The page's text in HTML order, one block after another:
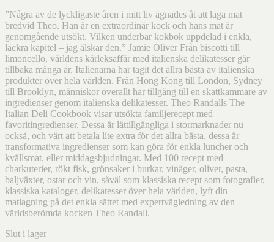
”Några av de lyckligaste åren i mitt liv ägnades åt att laga mat
bredvid Theo. Han är en extraordinär kock och hans mat är
genomgående utsökt. Vilken underbar kokbok uppdelad i enkla,
läckra kapitel – jag älskar den.” Jamie Oliver Från biscotti till
limoncello, världens kärleksaffär med italienska delikatesser går
tillbaka många år. Italienarna har tagit det allra bästa av italienska
produkter över hela världen. Från Hong Kong till London, Sydney
till Brooklyn, människor överallt har tillgång till en skattkammare av
ingredienser genom italienska delikatesser. Theo Randalls The
Italian Deli Cookbook visar utsökta familjerecept med
favoritingredienser. Dessa är lättillgängliga i stormarknader nu
också, och värt att betala lite extra för det allra bästa, dessa är
transformativa ingredienser som kan göra för enkla luncher och
kvällsmat, eller middagsbjudningar. Med 100 recept med
charkuterier, rökt fisk, grönsaker i burkar, vinäger, oliver, pasta,
baljväxter, ostar och vin, såväl som klassiska recept som fotografier,
klassiska kataloger. delikatesser över hela världen, lyft din
matlagning på det enkla sättet med expertvägledning av den
världsberömda kocken Theo Randall.
Slut i lager